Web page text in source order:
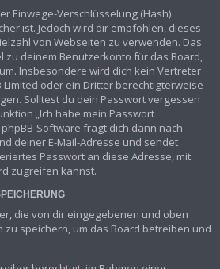
Einwege-Verschlüsselung (Hash)
ist. Jedoch wird dir empfohlen, dieses
von Webseiten zu verwenden. Das
zu deinem Benutzerkonto für das Board,
Insbesondere wird dich kein Vertreter
Limited oder ein Dritter berechtigterweise
Solltest du dein Passwort vergessen
„Ich habe mein Passwort
Software fragt dich dann nach
deiner E-Mail-Adresse und sendet
Passwort an diese Adresse, mit
zugreifen kannst.
die von dir eingegebenen und oben
speichern, um das Board betreiben und